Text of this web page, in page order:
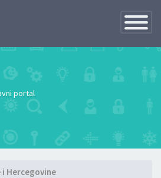
Toggle
portal
i Hercegovine